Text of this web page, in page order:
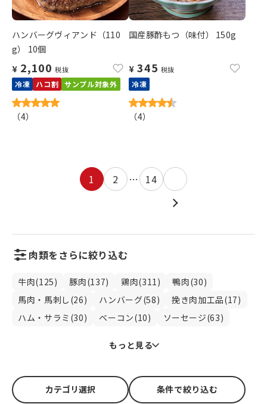
ハンバーグヴィアンド（110
g） 10個
¥ 2,100 税抜
冷凍 ハコ割 サンプル対象外
（4）
国産豚酢もつ（味付） 150g
¥ 345 税抜
冷凍
（4）
1 2 … 14
肉類をさらに絞り込む
牛肉(125) 豚肉(137) 鶏肉(311)
鴨肉(30)
馬肉・馬刺し(26)
ハンバーグ(58)
挽き肉加工品(17)
ハム・サラミ(30)
ベーコン(10) ソーセージ(63)
もっと見る
カテゴリ選択 条件で絞り込む